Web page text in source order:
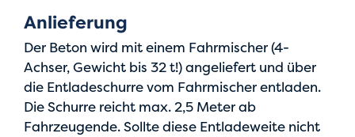
Anlieferung
Der Beton wird mit einem Fahrmischer (4-
Achser, Gewicht bis 32 t!) angeliefert und über
die Entladeschurre vom Fahrmischer entladen.
Die Schurre reicht max. 2,5 Meter ab
Fahrzeugende. Sollte diese Entladeweite nicht